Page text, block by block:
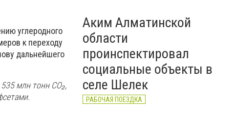
углеродного
к переходу
дальнейшего
млн тонн CO₂,
Аким Алматинской
области
проинспектировал
социальные объекты в
селе Шелек
РАБОЧАЯ ПОЕЗДКА